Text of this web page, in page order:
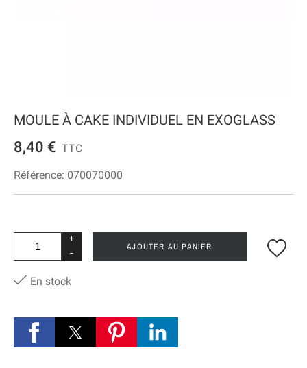
MOULE À CAKE INDIVIDUEL EN EXOGLASS
8,40 € TTC
Référence: 070070000
+
-
AJOUTER AU PANIER
En stock